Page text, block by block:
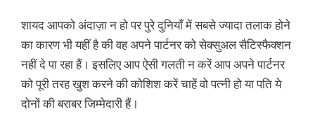
शायद आपको अंदाज़ा न हो पर पुरे दुनियाँ में सबसे ज्यादा तलाक होने
का कारण भी यहीं है की वह अपने पार्टनर को सेक्सुअल सैटिस्फैक्शन
नहीं दे पा रहा हैं। इसलिए आप ऐसी गलती न करें आप अपने पार्टनर
को पूरी तरह खुश करने की कोशिश करें चाहें वो पत्नी हो या पति ये
दोनों की बराबर जिम्मेदारी हैं।